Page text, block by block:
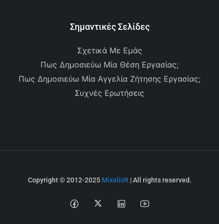
Σημαντικές Σελίδες
Σχετικά Με Εμάς
Πως Δημοσιεύω Μία Θέση Εργασίας;
Πως Δημοσιεύω Μία Αγγελία Ζήτησης Εργασίας;
Συχνές Ερωτήσεις
Copyright © 2012-2025 MixalisR | All rights reserved.